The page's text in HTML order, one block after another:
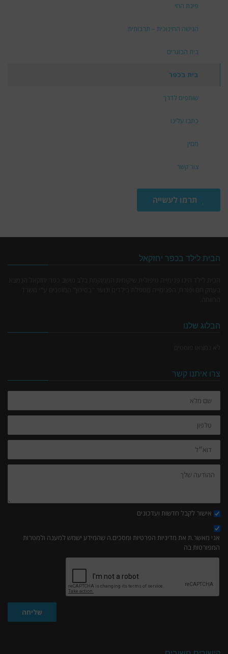
פינת החי
הגישה החינוכית – תרבותית
בית הבוגרים
בית בכפר
שותפים לדרך
כתבו עלינו
מגזין
צור קשר
תרמו לעשייה
הבית לילד בכפר יחזקאל
הבלוג שלנו
צרו איתנו קשר
שם
מלא
טלפון
דוא״ל
ההודעה
שלך:
אישור לקבל חדשות ועדכונים
אני מאשר.ת את מדיניות הפרטיות ומסכים.ה שהמידע ישמש למענה ולמטרות
המפורטות בה
שליחה